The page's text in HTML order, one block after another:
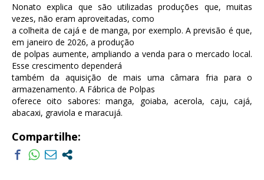
Nonato explica que são utilizadas produções que, muitas
vezes, não eram aproveitadas, como
a colheita de cajá e de manga, por exemplo. A previsão é que,
em janeiro de 2026, a produção
de polpas aumente, ampliando a venda para o mercado local.
Esse crescimento dependerá
também da aquisição de mais uma câmara fria para o
armazenamento. A Fábrica de Polpas
oferece oito sabores: manga, goiaba, acerola, caju, cajá,
abacaxi, graviola e maracujá.
Compartilhe: